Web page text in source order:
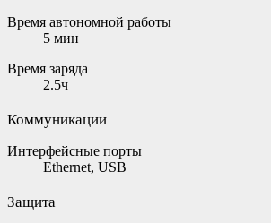
Время автономной работы
5 мин
Время заряда
2.5ч
Коммуникации
Интерфейсные порты
Ethernet, USB
Защита